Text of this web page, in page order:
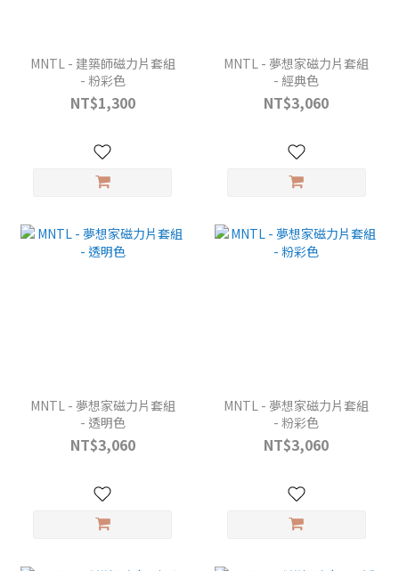
MNTL - 建築師磁力片套組
- 粉彩色
NT$1,300
MNTL - 夢想家磁力片套組
- 經典色
NT$3,060
MNTL - 夢想家磁力片套組
- 透明色
NT$3,060
MNTL - 夢想家磁力片套組
- 粉彩色
NT$3,060